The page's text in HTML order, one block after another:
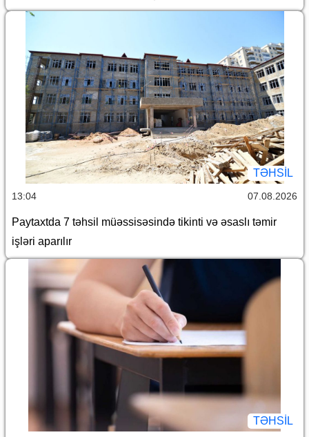
TƏHSIL
13:04 07.08.2026
Paytaxtda 7 təhsil müəssisəsində tikinti və əsaslı təmir
işləri aparılır
TƏHSIL